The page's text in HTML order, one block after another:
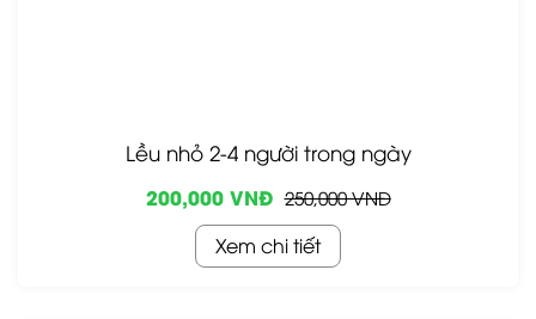
Lều nhỏ 2-4 người trong ngày
200,000 VNĐ 250,000 VNĐ
Xem chi tiết